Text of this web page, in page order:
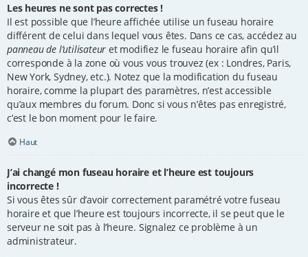
Les heures ne sont pas correctes !
Il est possible que l’heure affichée utilise un fuseau horaire
différent de celui dans lequel vous êtes. Dans ce cas, accédez au
panneau de l’utilisateur et modifiez le fuseau horaire afin qu’il
corresponde à la zone où vous vous trouvez (ex : Londres, Paris,
New York, Sydney, etc.). Notez que la modification du fuseau
horaire, comme la plupart des paramètres, n’est accessible
qu’aux membres du forum. Donc si vous n’êtes pas enregistré,
c’est le bon moment pour le faire.
Haut
J’ai changé mon fuseau horaire et l’heure est toujours
incorrecte !
Si vous êtes sûr d’avoir correctement paramétré votre fuseau
horaire et que l’heure est toujours incorrecte, il se peut que le
serveur ne soit pas à l’heure. Signalez ce problème à un
administrateur.